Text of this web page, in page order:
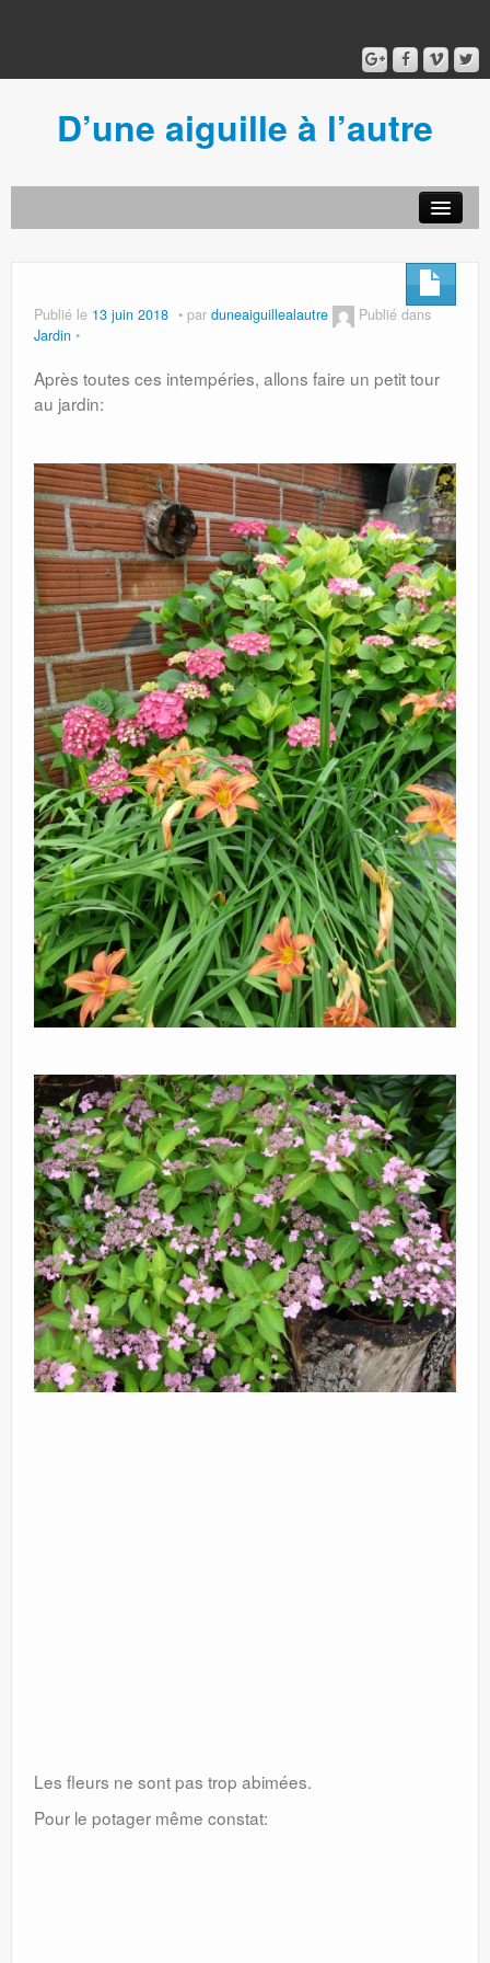
D’une aiguille à l’autre
Publié le 13 juin 2018 par duneaiguillealautre
Publié dans
Jardin
Après toutes ces intempéries, allons faire un petit tour
au jardin:
Les fleurs ne sont pas trop abimées.
Pour le potager même constat: